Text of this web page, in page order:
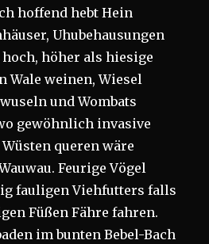
hoffend hebt Hein
Uhubehausungen
höher als hiesige
Wale weinen, Wiesel
und Wombats
gewöhnlich invasive
queren wäre
Feurige Vögel
fauligen Viehfutters falls
Füßen Fähre fahren.
im bunten Bebel-Bach